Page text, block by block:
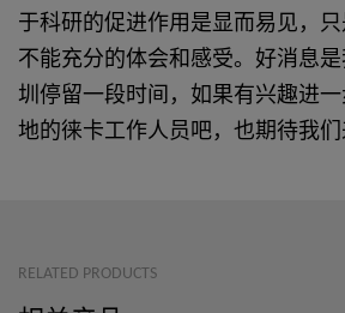
于科研的促进作用是显而易见，只
不能充分的体会和感受。好消息
圳停留一段时间，如果有兴趣进
地的徕卡工作人员吧，也期待我们
RELATED PRODUCTS